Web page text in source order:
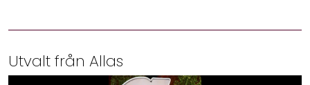
Utvalt från Allas